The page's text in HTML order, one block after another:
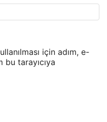
için adım, e-
tarayıcıya